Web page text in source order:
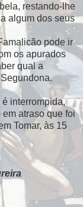
restando-lhe
algum dos seus
pode ir
os apurados
qual a
interrompida,
atraso que foi
Tomar, às 15